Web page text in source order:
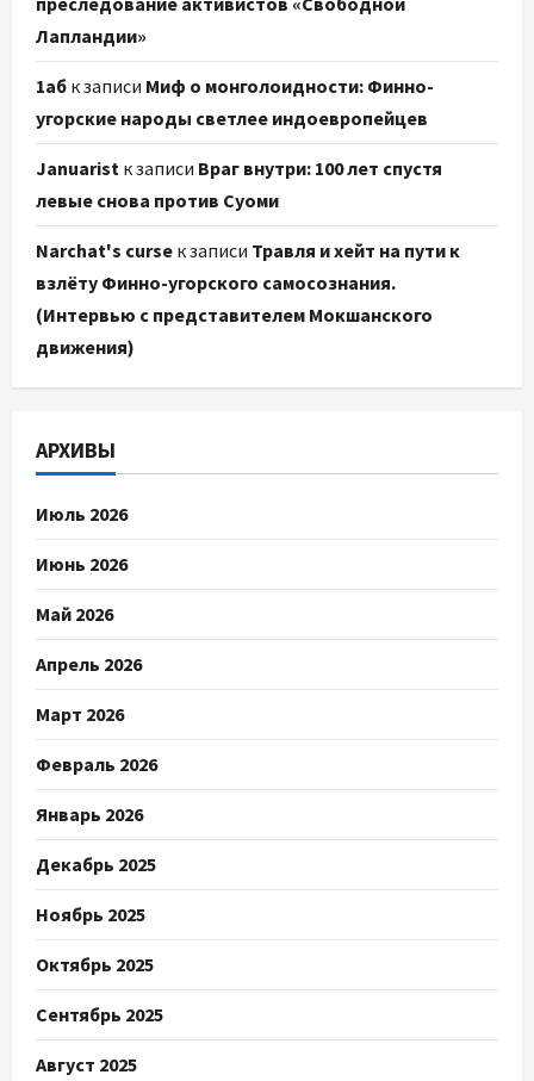
Лапландии»
1аб к записи Миф о монголоидности: Финно-
угорские народы светлее индоевропейцев
Januarist к записи Враг внутри: 100 лет спустя
левые снова против Суоми
Narchat's curse к записи Травля и хейт на пути к
взлёту Финно-угорского самосознания.
(Интервью с представителем Мокшанского
движения)
АРХИВЫ
Июль 2026
Июнь 2026
Май 2026
Апрель 2026
Март 2026
Февраль 2026
Январь 2026
Декабрь 2025
Ноябрь 2025
Октябрь 2025
Сентябрь 2025
Август 2025